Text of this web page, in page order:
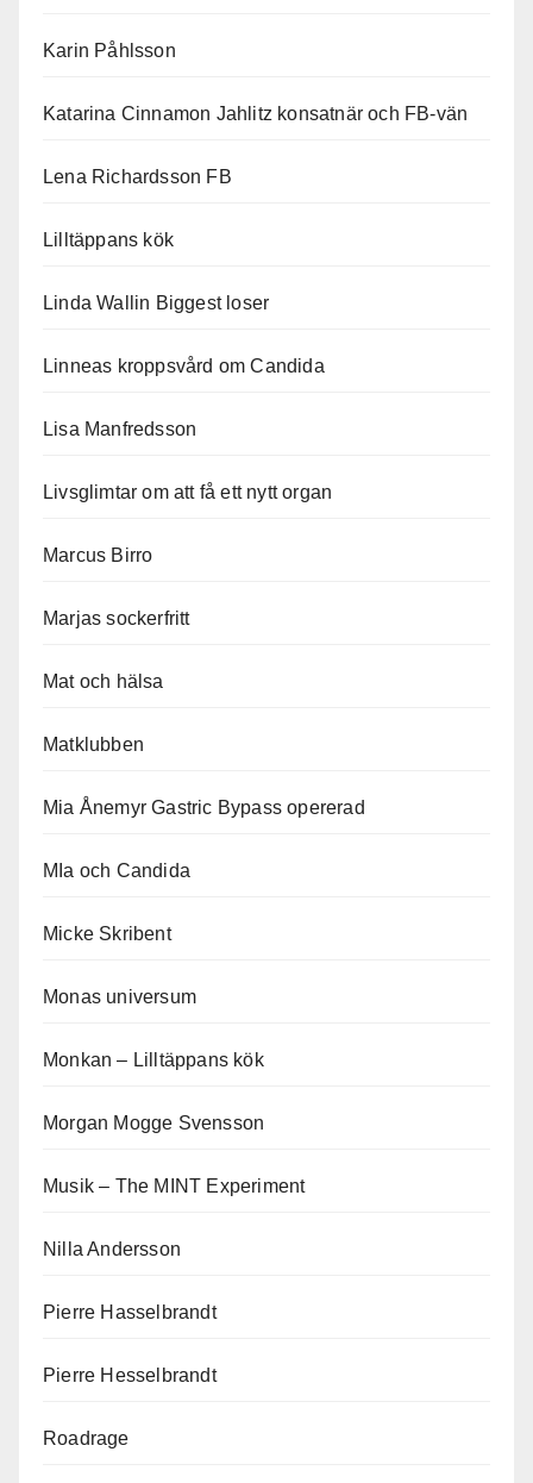
Karin Påhlsson
Katarina Cinnamon Jahlitz konsatnär och FB-vän
Lena Richardsson FB
Lilltäppans kök
Linda Wallin Biggest loser
Linneas kroppsvård om Candida
Lisa Manfredsson
Livsglimtar om att få ett nytt organ
Marcus Birro
Marjas sockerfritt
Mat och hälsa
Matklubben
Mia Ånemyr Gastric Bypass opererad
MIa och Candida
Micke Skribent
Monas universum
Monkan – Lilltäppans kök
Morgan Mogge Svensson
Musik – The MINT Experiment
Nilla Andersson
Pierre Hasselbrandt
Pierre Hesselbrandt
Roadrage